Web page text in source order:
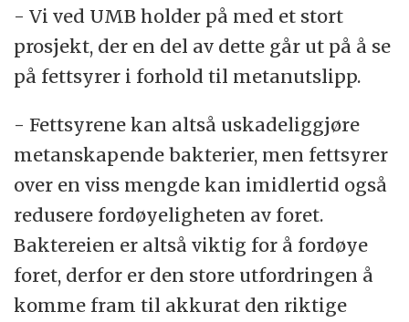
- Vi ved UMB holder på med et stort
prosjekt, der en del av dette går ut på å se
på fettsyrer i forhold til metanutslipp.
- Fettsyrene kan altså uskadeliggjøre
metanskapende bakterier, men fettsyrer
over en viss mengde kan imidlertid også
redusere fordøyeligheten av foret.
Baktereien er altså viktig for å fordøye
foret, derfor er den store utfordringen å
komme fram til akkurat den riktige